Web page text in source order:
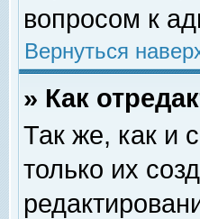
вопросом к
Вернуться
» Как
Так же, как и
только их